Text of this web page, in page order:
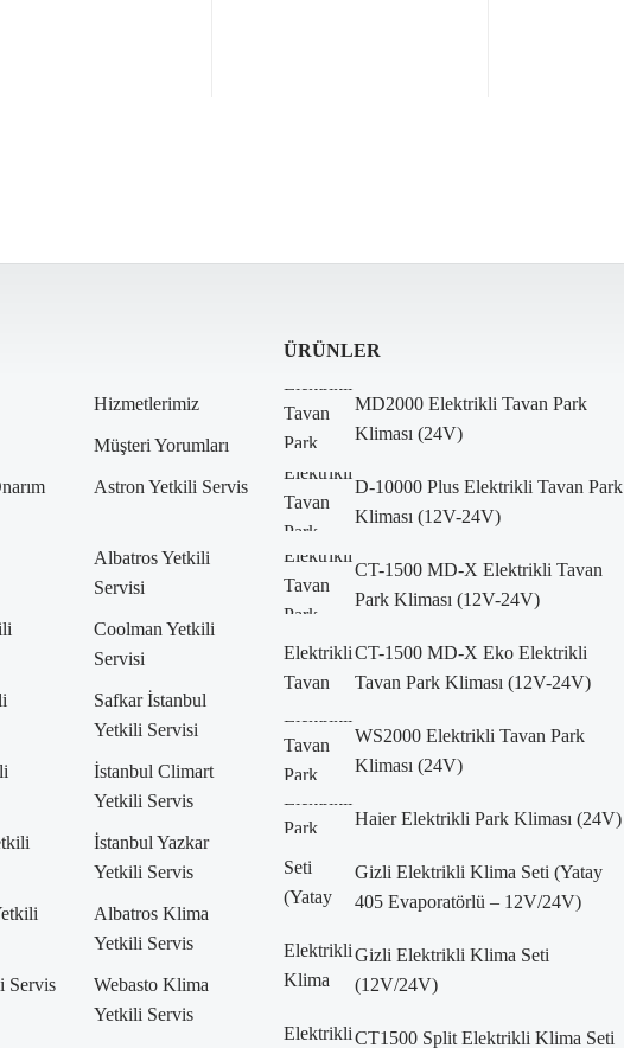
Hizmetlerimiz
Müşteri Yorumları
Astron Yetkili Servis
Albatros Yetkili
Servisi
Coolman Yetkili
Servisi
Safkar İstanbul
Yetkili Servisi
İstanbul Climart
Yetkili Servis
İstanbul Yazkar
Yetkili Servis
Albatros Klima
Yetkili Servis
Servis
Webasto Klima
Yetkili Servis
ÜRÜNLER
MD2000 Elektrikli Tavan Park
Kliması (24V)
D-10000 Plus Elektrikli Tavan Park
Kliması (12V-24V)
CT-1500 MD-X Elektrikli Tavan
Park Kliması (12V-24V)
CT-1500 MD-X Eko Elektrikli
Tavan Park Kliması (12V-24V)
WS2000 Elektrikli Tavan Park
Kliması (24V)
Haier Elektrikli Park Kliması (24V)
Gizli Elektrikli Klima Seti (Yatay
405 Evaporatörlü – 12V/24V)
Gizli Elektrikli Klima Seti
(12V/24V)
CT1500 Split Elektrikli Klima Seti